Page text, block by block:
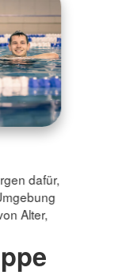
dafür,
Alter,